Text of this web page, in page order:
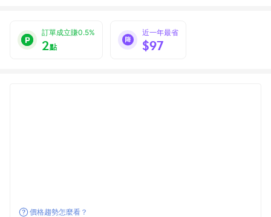
訂單成立賺0.5%
2點
近一年最省
$97
價格趨勢怎麼看？